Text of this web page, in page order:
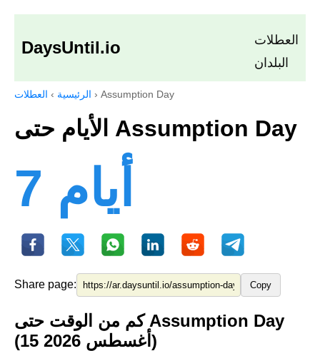
DaysUntil.io
العطلات
البلدان
الرئيسية › العطلات › Assumption Day
الأيام حتى Assumption Day
7 أيام
Share page: Copy
كم من الوقت حتى Assumption Day
(15 أغسطس 2026)